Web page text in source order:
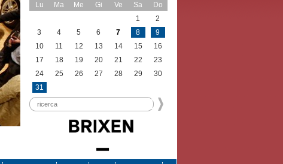
Lu Ma Me Gi Ve Sa
Do
1
2
3
4 5 6 7 8
9
10
11 12 13 14 15
16
17
18 19 20 21 22
23
24
25 26 27 28 29
30
31